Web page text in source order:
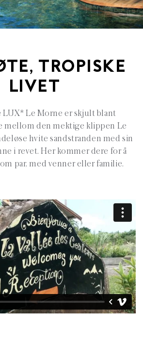
TROPISKE
LIVET
LUX* Le Morne er skjult blant
mellom den mektige klippen Le
hvite sandstranden med sin
i revet. Her kommer dere for å
par, med venner eller familie.